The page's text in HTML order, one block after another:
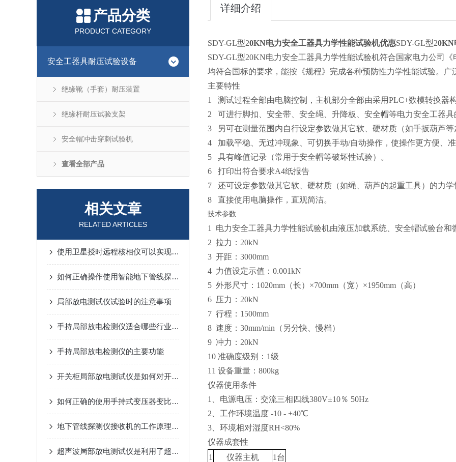
产品分类
PRODUCT CATEGORY
安全工器具耐压试验设备
绝缘靴（手套）耐压装置
绝缘杆耐压试验支架
安全帽冲击穿刺试验机
查看全部产品
相关文章
RELATED ARTICLES
使用卫星授时远程核相仪可以实现高精度的定位和测量
如何正确操作使用智能地下管线探测仪？
局部放电测试仪试验时的注意事项
手持局部放电检测仪适合哪些行业使用？
手持局部放电检测仪的主要功能
开关柜局部放电测试仪是如何对开关设备进行检测
如何正确的使用手持式变压器变比测试仪？
地下管线探测仪接收机的工作原理及方法
超声波局部放电测试仪是利用了超声波在材料中的传播和反射特性
详细介绍
SDY-GL型20KN电力安全工器具力学性能试验机优惠SDY-GL型20KN
SDY-GL型20KN电力安全工器具力学性能试验机符合国家电力公司
均符合国标的要求，能按《规程》完成各种预防性力学性能试验。广
主要特性
1 测试过程全部由电脑控制，主机部分全部由采用PLC+数模转换器
2 可进行脚扣、安全带、安全绳、升降板、安全帽等电力安全工器
3 另可在测量范围内自行设定参数做其它软、硬材质（如手扳葫芦等
4 加载平稳、无过冲现象、可切换手动/自动操作，使操作更方便、准
5 具有峰值记录（常用于安全帽等破坏性试验）。
6 打印出符合要求A4纸报告
7 还可设定参数做其它软、硬材质（如绳、葫芦的起重工具）的力学
8 直接使用电脑操作，直观简洁。
技术参数
1 电力安全工器具力学性能试验机由液压加载系统、安全帽试验台和
2 拉力：20kN
3 开距：3000mm
4 力值设定示值：0.001kN
5 外形尺寸：1020mm（长）×700mm（宽）×1950mm（高）
6 压力：20kN
7 行程：1500mm
8 速度：30mm/min（另分快、慢档）
9 冲力：20kN
10 准确度级别：1级
11 设备重量：800kg
仪器使用条件
1、电源电压：交流三相四线380V±10％ 50Hz
2、工作环境温度 -10 - +40℃
3、环境相对湿度RH<80%
仪器成套性
1
仪器主机
1台